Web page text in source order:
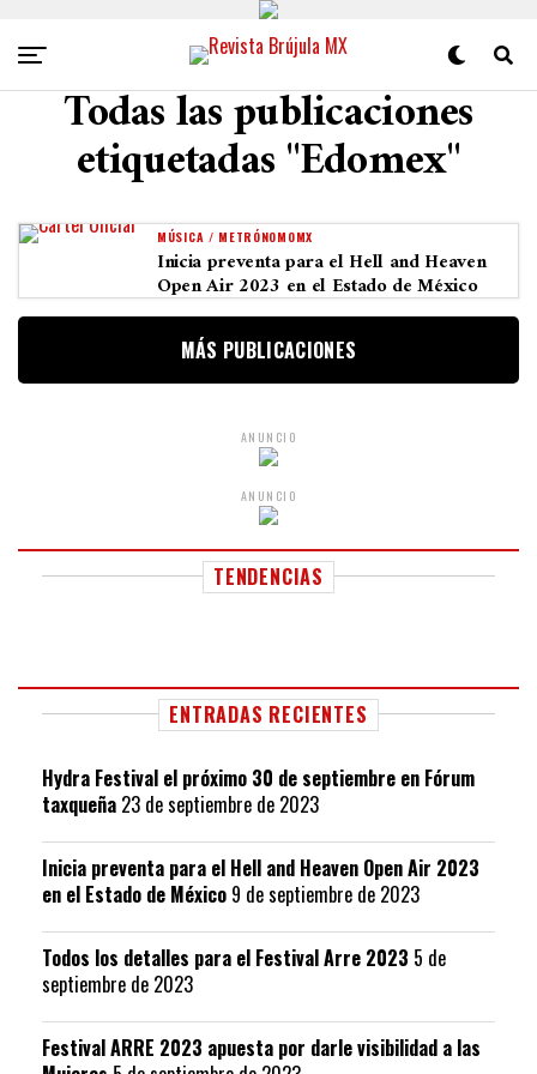
Todas las publicaciones
etiquetadas "Edomex"
MÚSICA / METRÓNOMOMX
Inicia preventa para el Hell and Heaven
Open Air 2023 en el Estado de México
MÁS PUBLICACIONES
ANUNCIO
ANUNCIO
TENDENCIAS
ENTRADAS RECIENTES
Hydra Festival el próximo 30 de septiembre en Fórum
taxqueña 23 de septiembre de 2023
Inicia preventa para el Hell and Heaven Open Air 2023
en el Estado de México 9 de septiembre de 2023
Todos los detalles para el Festival Arre 2023 5 de
septiembre de 2023
Festival ARRE 2023 apuesta por darle visibilidad a las